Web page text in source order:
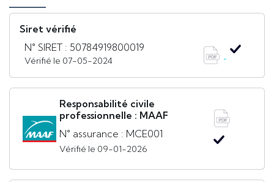
Siret vérifié
N° SIRET : 50784919800019
Vérifié le 07-05-2024
Responsabilité civile
professionnelle : MAAF
N° assurance : MCE001
Vérifié le 09-01-2026